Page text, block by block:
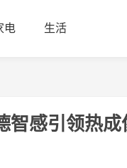
电 生活
智感引领热成